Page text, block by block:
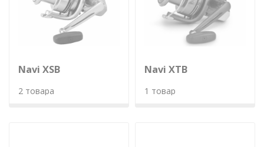
Navi XSB
2 товара
Navi XTB
1 товар